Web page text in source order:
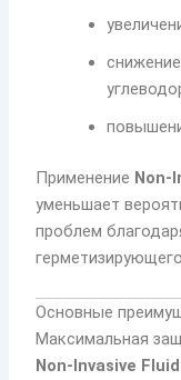
Применение Non-
уменьшает
проблем
Основные
Максимальная
Non-Invasive